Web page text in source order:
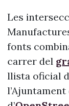
Les
fonts
carrer del
llista oficial